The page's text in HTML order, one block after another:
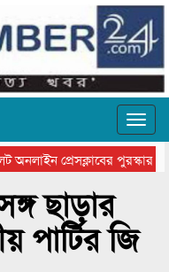
অনলাইন প্রেসক্লাবের পুরস্কার
ছাড়ার
পার্টির জি